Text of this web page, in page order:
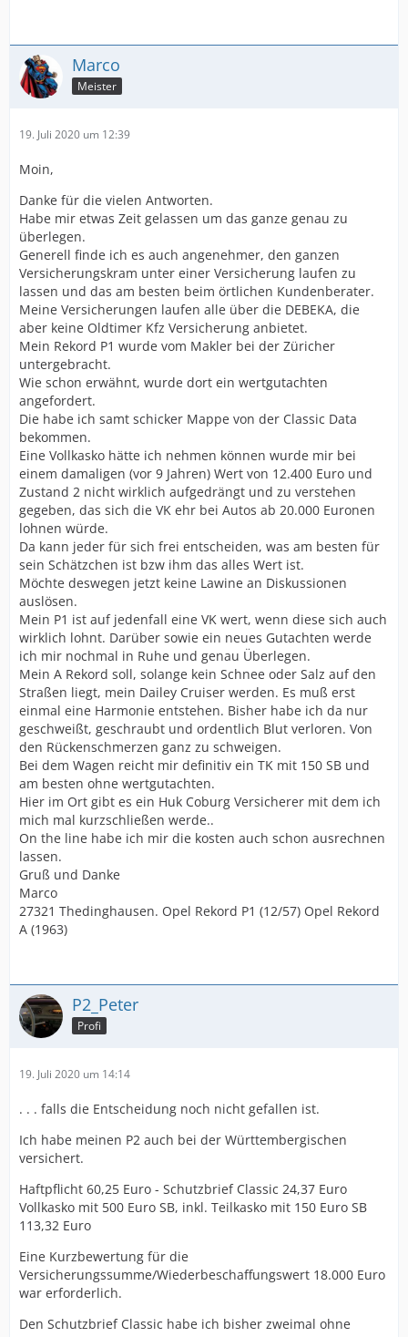
Marco
Meister
19. Juli 2020 um 12:39
Moin,
Danke für die vielen Antworten.
Habe mir etwas Zeit gelassen um das ganze genau zu
überlegen.
Generell finde ich es auch angenehmer, den ganzen
Versicherungskram unter einer Versicherung laufen zu
lassen und das am besten beim örtlichen Kundenberater.
Meine Versicherungen laufen alle über die DEBEKA, die
aber keine Oldtimer Kfz Versicherung anbietet.
Mein Rekord P1 wurde vom Makler bei der Züricher
untergebracht.
Wie schon erwähnt, wurde dort ein wertgutachten
angefordert.
Die habe ich samt schicker Mappe von der Classic Data
bekommen.
Eine Vollkasko hätte ich nehmen können wurde mir bei
einem damaligen (vor 9 Jahren) Wert von 12.400 Euro und
Zustand 2 nicht wirklich aufgedrängt und zu verstehen
gegeben, das sich die VK ehr bei Autos ab 20.000 Euronen
lohnen würde.
Da kann jeder für sich frei entscheiden, was am besten für
sein Schätzchen ist bzw ihm das alles Wert ist.
Möchte deswegen jetzt keine Lawine an Diskussionen
auslösen.
Mein P1 ist auf jedenfall eine VK wert, wenn diese sich auch
wirklich lohnt. Darüber sowie ein neues Gutachten werde
ich mir nochmal in Ruhe und genau Überlegen.
Mein A Rekord soll, solange kein Schnee oder Salz auf den
Straßen liegt, mein Dailey Cruiser werden. Es muß erst
einmal eine Harmonie entstehen. Bisher habe ich da nur
geschweißt, geschraubt und ordentlich Blut verloren. Von
den Rückenschmerzen ganz zu schweigen.
Bei dem Wagen reicht mir definitiv ein TK mit 150 SB und
am besten ohne wertgutachten.
Hier im Ort gibt es ein Huk Coburg Versicherer mit dem ich
mich mal kurzschließen werde..
On the line habe ich mir die kosten auch schon ausrechnen
lassen.
Gruß und Danke
Marco
27321 Thedinghausen. Opel Rekord P1 (12/57) Opel Rekord
A (1963)
P2_Peter
Profi
19. Juli 2020 um 14:14
. . . falls die Entscheidung noch nicht gefallen ist.
Ich habe meinen P2 auch bei der Württembergischen
versichert.
Haftpflicht 60,25 Euro - Schutzbrief Classic 24,37 Euro
Vollkasko mit 500 Euro SB, inkl. Teilkasko mit 150 Euro SB
113,32 Euro
Eine Kurzbewertung für die
Versicherungssumme/Wiederbeschaffungswert 18.000 Euro
war erforderlich.
Den Schutzbrief Classic habe ich bisher zweimal ohne